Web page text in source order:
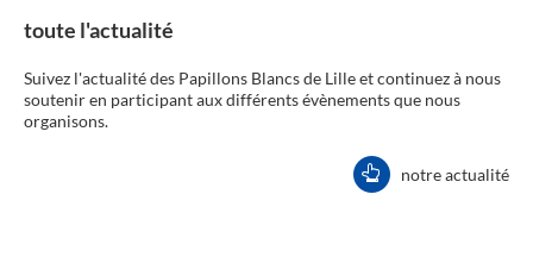
toute l'actualité
Suivez l'actualité des Papillons Blancs de Lille et continuez à nous
soutenir en participant aux différents évènements que nous
organisons.
notre actualité